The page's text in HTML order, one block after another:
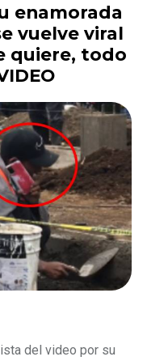
enamorada
vuelve viral
quiere, todo
del video por su